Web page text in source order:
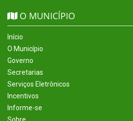
O MUNICÍPIO
Início
O Município
Governo
Secretarias
Serviços Eletrônicos
Incentivos
Informe-se